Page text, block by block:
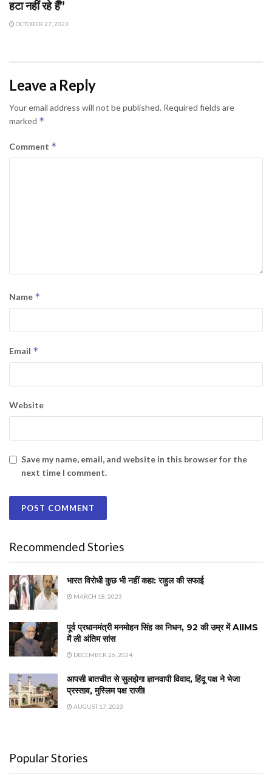
हटा नहीं रहे हैं”
OCTOBER 27, 2023
Leave a Reply
Your email address will not be published. Required fields are
marked *
Comment *
Name *
Email *
Website
Save my name, email, and website in this browser for the
next time I comment.
Recommended Stories
भारत विरोधी कुछ भी नहीं कहा: राहुल की सफाई
MARCH 18, 2023
पूर्व प्रधानमंत्री मनमोहन सिंह का निधन, 92 की उम्र में AIIMS
में ली अंतिम सांस
DECEMBER 26, 2024
आपसी बातचीत से सुलझेगा ज्ञानवापी विवाद, हिंदू पक्ष ने भेजा
प्रस्ताव, मुस्लिम पक्ष राजी!
AUGUST 17, 2023
Popular Stories